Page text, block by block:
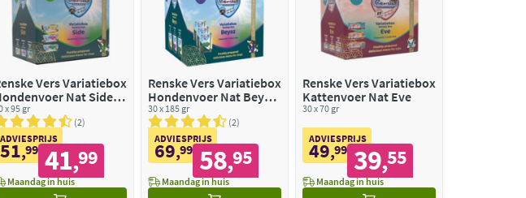
Vers Variatiebox
Nat Side
x 95 gr
2
ADVIESPRIJS
51,99 41,99
Maandag in huis
Renske Vers Variatiebox
Hondenvoer Nat Beyaz
Graanvrij
30 x 185 gr
2
ADVIESPRIJS
69,99 58,95
Maandag in huis
Renske Vers Variatiebox
Kattenvoer Nat Eve
30 x 70 gr
ADVIESPRIJS
49,99 39,55
Maandag in huis